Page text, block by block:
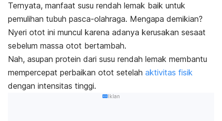
Ternyata, manfaat susu rendah lemak baik untuk
pemulihan tubuh pasca-olahraga. Mengapa demikian?
Nyeri otot ini muncul karena adanya kerusakan sesaat
sebelum massa otot bertambah.
Nah, asupan protein dari susu rendah lemak membantu
mempercepat perbaikan otot setelah aktivitas fisik
dengan intensitas tinggi.
Iklan